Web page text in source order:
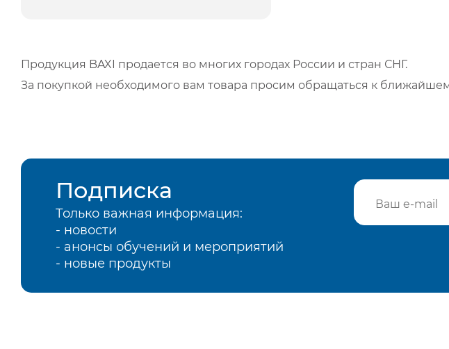
Продукция BAXI продается во многих городах России и стран СНГ.
За покупкой необходимого вам товара просим обращаться к
Подписка
Только важная информация:
- новости
- анонсы обучений и мероприятий
- новые продукты